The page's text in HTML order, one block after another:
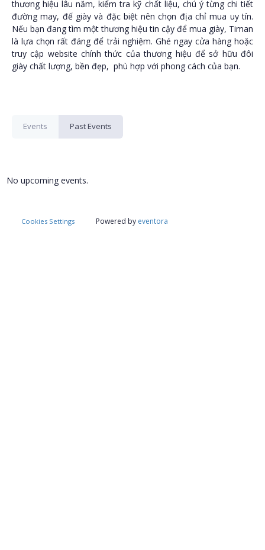
thương hiệu lâu năm, kiểm tra kỹ chất liệu, chú ý từng chi tiết
đường may, đế giày và đặc biệt nên chọn địa chỉ mua uy tín.
Nếu bạn đang tìm một thương hiệu tin cậy để mua giày, Timan
là lựa chọn rất đáng để trải nghiệm. Ghé ngay cửa hàng hoặc
truy cập website chính thức của thương hiệu để sở hữu đôi
giày chất lượng, bền đẹp, phù hợp với phong cách của bạn.
Events Past Events
No upcoming events.
Powered by eventora
Cookies Settings